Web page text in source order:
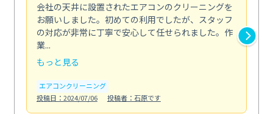
会社の天井に設置されたエアコンのクリーニングを
お願いしました。初めての利用でしたが、スタッフ
の対応が非常に丁寧で安心して任せられました。作
業...
もっと見る
エアコンクリーニング
投稿日：2024/07/06
投稿者：石原です